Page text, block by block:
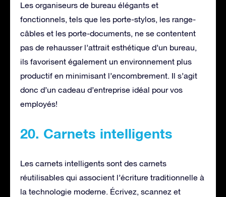
Les organiseurs de bureau élégants et
fonctionnels, tels que les porte-stylos, les range-
câbles et les porte-documents, ne se contentent
pas de rehausser l’attrait esthétique d’un bureau,
ils favorisent également un environnement plus
productif en minimisant l’encombrement. Il s’agit
donc d’un cadeau d’entreprise idéal pour vos
employés!
20. Carnets intelligents
Les carnets intelligents sont des carnets
réutilisables qui associent l’écriture traditionnelle à
la technologie moderne. Écrivez, scannez et